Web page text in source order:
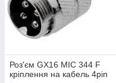
Роз'єм GX16 MIC 344 F
кріплення на кабель 4pin